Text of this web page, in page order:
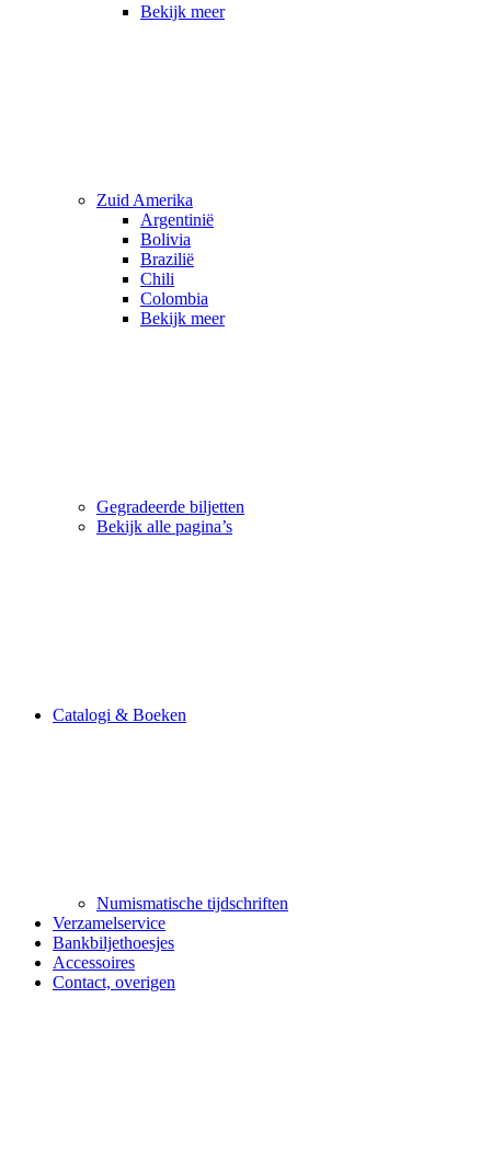
Bekijk meer
Zuid Amerika
Argentinië
Bolivia
Brazilië
Chili
Colombia
Bekijk meer
Gegradeerde biljetten
Bekijk alle pagina’s
Catalogi & Boeken
Numismatische tijdschriften
Verzamelservice
Bankbiljethoesjes
Accessoires
Contact, overigen